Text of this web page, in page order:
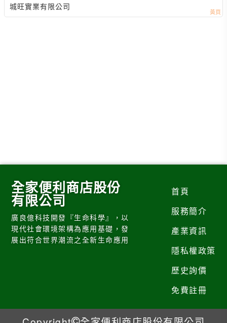
城旺實業有限公司
全家便利商店股份
有限公司
廣良億科技開發『生命科學』，以
現代社會環境架構為應用基礎，發
展出符合世界潮流之全新生命應用
首頁
服務簡介
產業資訊
隱私權政策
歷史詢價
免費註冊